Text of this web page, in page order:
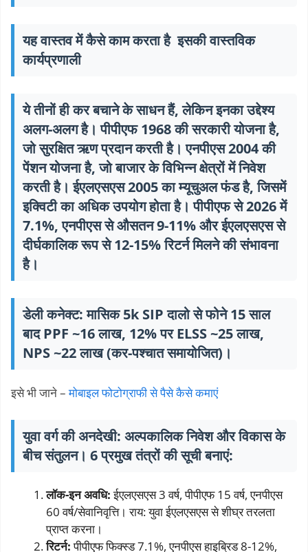
यह वास्तव में कैसे काम करता है इसकी वास्तविक
कार्यप्रणाली
ये तीनों ही कर बचाने के साधन हैं, लेकिन इनका उद्देश्य
अलग-अलग है। पीपीएफ 1968 की सरकारी योजना है,
जो सुरक्षित ऋण प्रदान करती है। एनपीएस 2004 की
पेंशन योजना है, जो बाजार के विभिन्न क्षेत्रों में निवेश
करती है। ईएलएसएस 2005 का म्यूचुअल फंड है, जिसमें
इक्विटी का अधिक उपयोग होता है। पीपीएफ से 2026 में
7.1%, एनपीएस से औसतन 9-11% और ईएलएसएस से
दीर्घकालिक रूप से 12-15% रिटर्न मिलने की संभावना
है।
डेली कनेक्ट: मासिक 5k SIP दालो से फोने 15 साल
बाद PPF ~16 लाख, 12% पर ELSS ~25 लाख,
NPS ~22 ​​लाख (कर-पश्चात समायोजित)।
इसे भी जाने –मोबाइल फोटोग्राफी से पैसे कैसे कमाएं
युवा वर्ग की अनदेखी: अल्पकालिक निवेश और विकास के
बीच संतुलन। 6 प्रमुख तंत्रों की सूची बनाएं:
लॉक-इन अवधि:ईएलएसएस 3 वर्ष, पीपीएफ 15 वर्ष, एनपीएस
60 वर्ष/सेवानिवृत्ति। राय: युवा ईएलएसएस से शीघ्र तरलता
प्राप्त करना।
रिटर्न:पीपीएफ फिक्स्ड 7.1%, एनपीएस हाइब्रिड 8-12%,